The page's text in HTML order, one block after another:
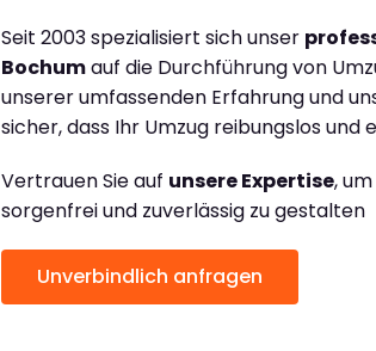
Seit 2003 spezialisiert sich unser
Bochumauf die Durchführung von
unserer umfassenden Erfahrung und
sicher, dass Ihr Umzug reibungslos und
Vertrauen Sie auf unsere Expertise,
sorgenfrei und zuverlässig zu gestalten
Unverbindlich anfragen